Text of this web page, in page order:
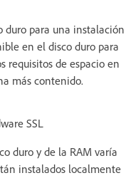
duro para una instalación
en el disco duro para
requisitos de espacio en
más contenido.
SSL
duro y de la RAM varía
instalados localmente